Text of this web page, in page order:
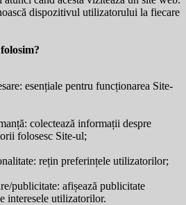
dispozitivul utilizatorului la fiecare
esențiale pentru funcționarea Site-
colectează informații despre
folosesc Site-ul;
rețin preferințele utilizatorilor;
publicitate: afișează publicitate
interesele utilizatorilor.